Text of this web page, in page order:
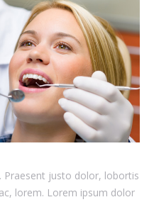
Praesent justo dolor, lobortis
lorem. Lorem ipsum dolor